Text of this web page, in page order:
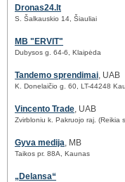
Dronas24.lt
S. Šalkauskio 14, Šiauliai
MB "ERVIT"
Dubysos g. 64-6, Klaipėda
Tandemo sprendimai, UAB
K. Donelaičio g. 60, LT-44248
Vincento Trade, UAB
Zvirbloniu k. Pakruojo raj. (Reikia
Gyva medija, MB
Taikos pr. 88A, Kaunas
„Delansa“